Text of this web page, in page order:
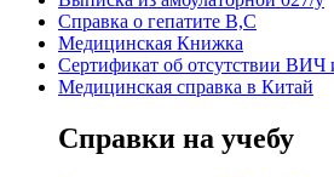
Справка о гепатите B,C
Медицинская Книжка
Сертификат об отсутствии ВИЧ
Медицинская справка в Китай
Справки на учебу